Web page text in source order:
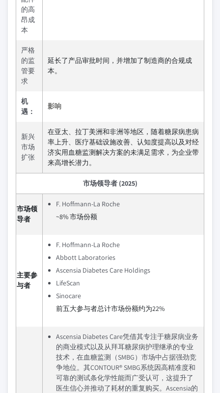
的高
昂成
本
严格
的监
管要
求
延长了产品审批时间，并增加了制造商的合规成
本。
机
遇：
影响
新兴
市场
扩张
在亚太、拉丁美洲和非洲等地区，随着糖尿病患病
率上升、医疗基础设施改善、认知度提高以及对经
济实用血糖监测解决方案的未满足需求，为企业带
来高增长潜力。
市场领导者 (2025)
市场领
导者
F. Hoffmann-La Roche
~8% 市场份额
主要参
与者
F. Hoffmann-La Roche
Abbott Laboratories
Ascensia Diabetes Care Holdings
LifeScan
Sinocare
前五大参与者总计市场份额约为22%
Ascensia Diabetes Care凭借其专注于糖尿病业务
的商业模式以及从拜耳糖尿病护理继承的专业
技术，在血糖监测（SMBG）市场中占据强劲竞
争地位。其CONTOUR® SMBG系统因高精准度和
可靠的测试条化学性能而广受认可，这提升了
医生信心并推动了耗材的重复购买。Ascensia的